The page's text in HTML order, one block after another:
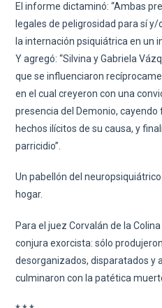
El informe dictaminó: “Ambas
legales de peligrosidad para sí
la internación psiquiátrica en un
Y agregó: “Silvina y Gabriela
que se influenciaron
en el cual creyeron con una
presencia del Demonio,
hechos ilícitos de su causa, y
parricidio”.
Un pabellón del
hogar.
Para el juez Corvalán de la
conjura exorcista: sólo
desorganizados, disparatados y
culminaron con la patética